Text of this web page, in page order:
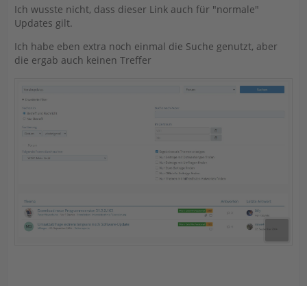
Ich wusste nicht, dass dieser Link auch für "normale"
Updates gilt.
Ich habe eben extra noch einmal die Suche genutzt, aber
die ergab auch keinen Treffer